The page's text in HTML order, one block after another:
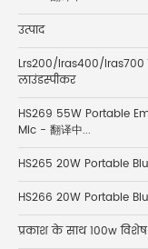
उत्पाद
Lrs200/lras400/lras700
लाउंडस्पीकर
HS269 55W Portable
Mic - 翻译中...
HS265 20W Portable
HS266 20W Portable
प्रकाश के साथ 100w